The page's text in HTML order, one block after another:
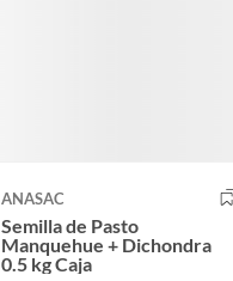
ANASAC
Semilla de Pasto
Manquehue + Dichondra
0.5 kg Caja